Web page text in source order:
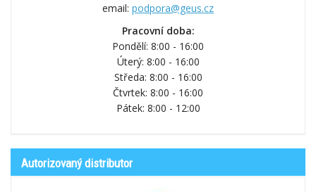
email: podpora@geus.cz
Pracovní doba:
Pondělí: 8:00 - 16:00
Úterý: 8:00 - 16:00
Středa: 8:00 - 16:00
Čtvrtek: 8:00 - 16:00
Pátek: 8:00 - 12:00
Autorizovaný distributor